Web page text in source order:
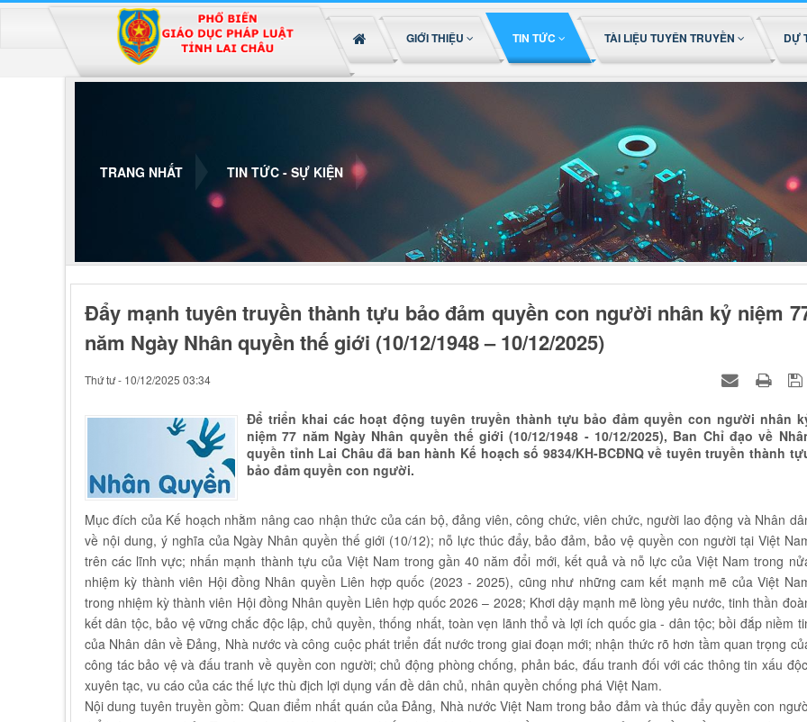
GIỚI THIỆU TIN TỨC TÀI LIỆU TUYÊN TRUYỀN DỰ
TRANG NHẤT TIN TỨC - SỰ KIỆN
Đẩy mạnh tuyên truyền thành tựu bảo đảm quyền con người nhân kỷ niệm
năm Ngày Nhân quyền thế giới (10/12/1948 – 10/12/2025)
Thứ tư - 10/12/2025 03:34
Để triển khai các hoạt động tuyên truyền thành tựu bảo đảm quyền con người nhân
niệm 77 năm Ngày Nhân quyền thế giới (10/12/1948 - 10/12/2025), Ban Chỉ đạo về
quyền tỉnh Lai Châu đã ban hành Kế hoạch số 9834/KH-BCĐNQ về tuyên truyền thành
bảo đảm quyền con người.
Mục đích của Kế hoạch nhằm nâng cao nhận thức của cán bộ, đảng viên, công chức, viên chức, người lao động và Nhân
về nội dung, ý nghĩa của Ngày Nhân quyền thế giới (10/12); nỗ lực thúc đẩy, bảo đảm, bảo vệ quyền con người tại Việt
trên các lĩnh vực; nhấn mạnh thành tựu của Việt Nam trong gần 40 năm đổi mới, kết quả và nỗ lực của Việt Nam trong
nhiệm kỳ thành viên Hội đồng Nhân quyền Liên hợp quốc (2023 - 2025), cũng như những cam kết mạnh mẽ của Việt
trong nhiệm kỳ thành viên Hội đồng Nhân quyền Liên hợp quốc 2026 – 2028; Khơi dậy mạnh mẽ lòng yêu nước, tinh thần
kết dân tộc, bảo vệ vững chắc độc lập, chủ quyền, thống nhất, toàn vẹn lãnh thổ và lợi ích quốc gia - dân tộc; bồi đắp niềm
của Nhân dân về Đảng, Nhà nước và công cuộc phát triển đất nước trong giai đoạn mới; nhận thức rõ hơn tầm quan trọng
công tác bảo vệ và đấu tranh về quyền con người; chủ động phòng chống, phản bác, đấu tranh đối với các thông tin xấu
xuyên tạc, vu cáo của các thế lực thù địch lợi dụng vấn đề dân chủ, nhân quyền chống phá Việt Nam.
Nội dung tuyên truyền gồm: Quan điểm nhất quán của Đảng, Nhà nước Việt Nam trong bảo đảm và thúc đẩy quyền con
Đã kết nối EMC